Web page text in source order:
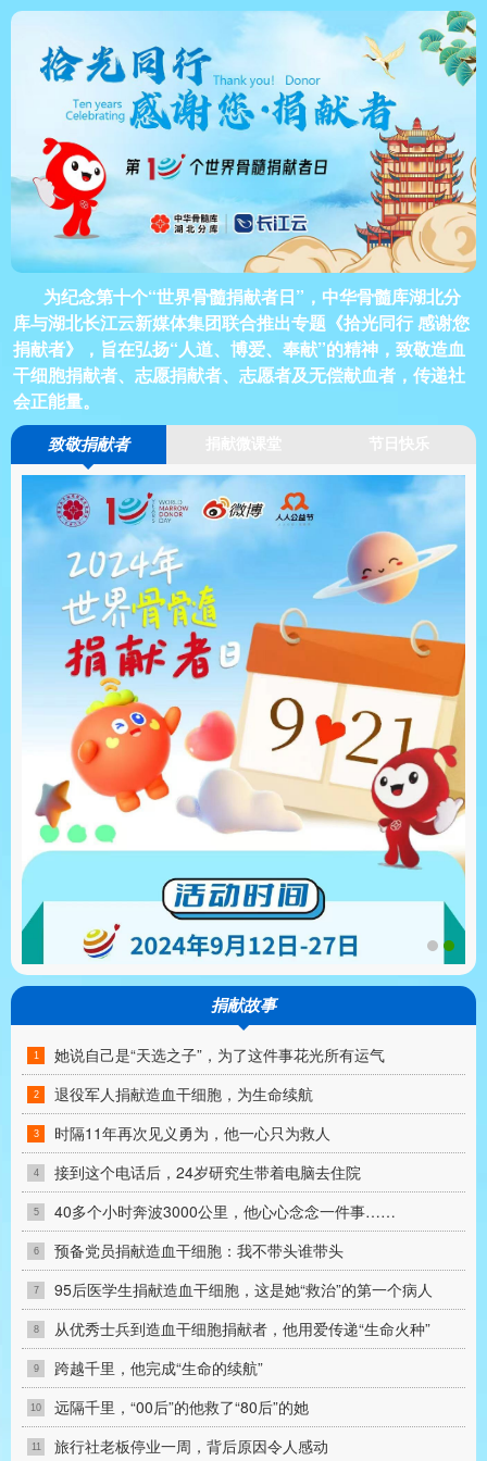
为纪念第十个“世界骨髓捐献者日”，中华骨髓库湖北分
库与湖北长江云新媒体集团联合推出专题《拾光同行 感谢您
捐献者》，旨在弘扬“人道、博爱、奉献”的精神，致敬造血
干细胞捐献者、志愿捐献者、志愿者及无偿献血者，传递社
会正能量。
致敬捐献者
捐献故事
1 她说自己是“天选之子”，为了这件事花光所有运气
2 退役军人捐献造血干细胞，为生命续航
3 时隔11年再次见义勇为，他一心只为救人
4 接到这个电话后，24岁研究生带着电脑去住院
5 40多个小时奔波3000公里，他心心念念一件事……
6 预备党员捐献造血干细胞：我不带头谁带头
7 95后医学生捐献造血干细胞，这是她“救治”的第一个病人
8 从优秀士兵到造血干细胞捐献者，他用爱传递“生命火种”
9 跨越千里，他完成“生命的续航”
10 远隔千里，“00后”的他救了“80后”的她
11 旅行社老板停业一周，背后原因令人感动